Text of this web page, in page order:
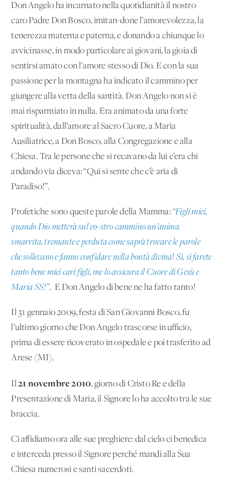
Don Angelo ha incarnato nella quotidianità il nostro
caro Padre Don Bosco, imitan-done l’amorevolezza, la
tenerezza materna e paterna, e donando a chiunque lo
avvicinasse, in modo particolare ai giovani, la gioia di
sentirsi amato con l’amore stesso di Dio. E con la sua
passione per la montagna ha indicato il cammino per
giungere alla vetta della santità. Don Angelo non si è
mai risparmiato in nulla. Era animato da una forte
spiritualità, dall’amore al Sacro Cuore, a Maria
Ausiliatrice, a Don Bosco, alla Congregazione e alla
Chiesa. Tra le persone che si recavano da lui c’era chi
andando via diceva: “Qui si sente che c’è aria di
Paradiso!”.
Profetiche sono queste parole della Mamma: “Figli miei,
quando Dio metterà sul vo-stro cammino un’anima
smarrita, tremante e perduta come saprà trovare le parole
che sollevano e fanno confidare nella bontà divina! Sì, sì farete
tanto bene miei cari figli, me lo assicura il Cuore di Gesù e
Maria SS!”. E Don Angelo di bene ne ha fatto tanto!
Il 31 gennaio 2009, festa di San Giovanni Bosco, fu
l’ultimo giorno che Don Angelo trascorse in ufficio,
prima di essere ricoverato in ospedale e poi trasferito ad
Arese (MI).
Il21 novembre 2010, giorno di Cristo Re e della
Presentazione di Maria, il Signore lo ha accolto tra le sue
braccia.
Ci affidiamo ora alle sue preghiere: dal cielo ci benedica
e interceda presso il Signore perché mandi alla Sua
Chiesa numerosi e santi sacerdoti.